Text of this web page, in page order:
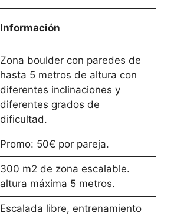
Información
Zona boulder con paredes de
hasta 5 metros de altura con
diferentes inclinaciones y
diferentes grados de
dificultad.
Promo: 50€ por pareja.
300 m2 de zona escalable.
altura máxima 5 metros.
Escalada libre, entrenamiento